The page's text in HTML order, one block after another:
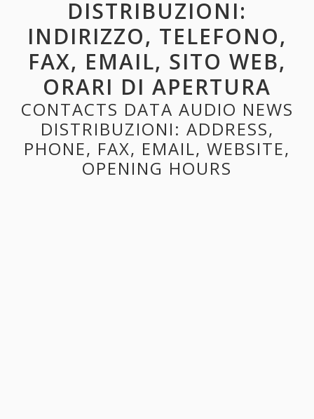
DISTRIBUZIONI:
INDIRIZZO, TELEFONO,
FAX, EMAIL, SITO WEB,
ORARI DI APERTURA
CONTACTS DATA AUDIO NEWS
DISTRIBUZIONI: ADDRESS,
PHONE, FAX, EMAIL, WEBSITE,
OPENING HOURS